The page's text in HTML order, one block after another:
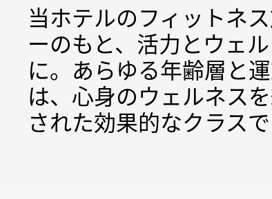
当ホテルのフィットネ
ーのもと、活力とウェ
に。あらゆる年齢層と
は、心身のウェルネス
された効果的なクラスで